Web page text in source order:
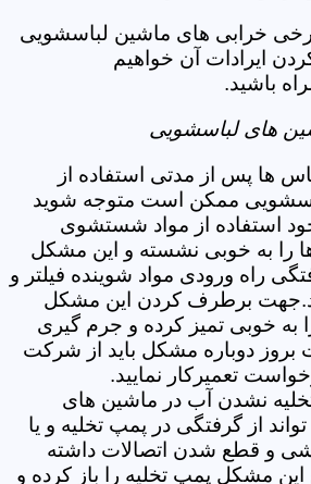
خرابی های ماشین لباسشویی
ایرادات آن خواهیم
باشید.
ها پس از مدتی استفاده از
ممکن است متوجه شوید
استفاده از مواد شستشوی
را به خوبی نشسته و این مشکل
راه ورودی مواد شوینده فیلتر و
برطرف کردن این مشکل
به خوبی تمیز کرده و جرم گیری
بروز دوباره مشکل باید از شرکت
تعمیرکار نمایید.
نشدن آب در ماشین های
از گرفتگی در پمپ تخلیه و یا
و قطع شدن اتصالات داشته
مشکل پمپ تخلیه را باز کرده و